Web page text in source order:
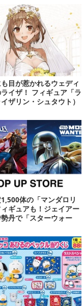
目が惹かれるウェディ
イザ！ フィギュア「ラ
ザリン・シュタウト）
グStyle」が8月7日よ
開始
体の「マンダロリ
ギュアも！ジェイアー
丹で「スターウォー
ーベル」ポップアップ